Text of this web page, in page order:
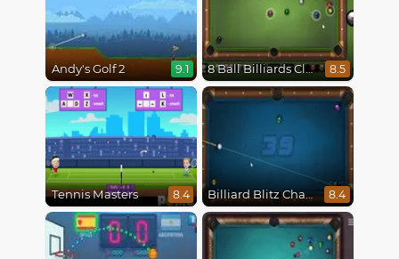
Andy's Golf 2 9.1 8 Ball Billiards Classic 8.5
Tennis Masters 8.4 Billiard Blitz Challenge 8.4